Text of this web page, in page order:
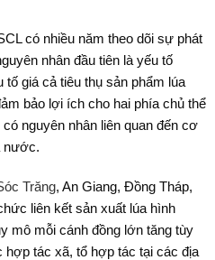
có nhiều năm theo dõi sự phát
nhân đầu tiên là yếu tố
giá cả tiêu thụ sản phẩm lúa
bảo lợi ích cho hai phía chủ thể
nguyên nhân liên quan đến cơ
nước.
Trăng, An Giang, Đồng Tháp,
liên kết sản xuất lúa hình
mô mỗi cánh đồng lớn tăng tùy
tác xã, tổ hợp tác tại các địa